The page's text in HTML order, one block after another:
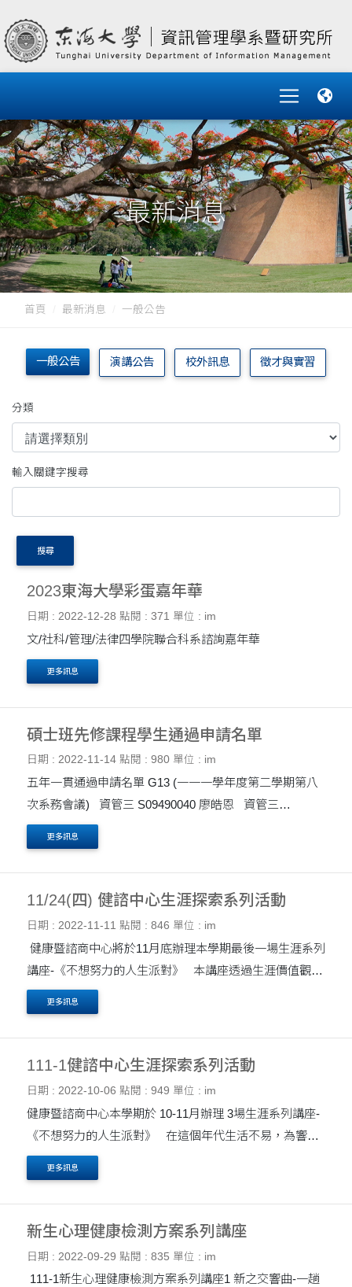
最新消息
首頁 最新消息 一般公告
一般公告 演講公告 校外訊息 徵才與實習
分類
輸入關鍵字搜尋
搜尋
2023東海大學彩蛋嘉年華
日期 : 2022-12-28 點閱 : 371 單位 : im
文/社科/管理/法律四學院聯合科系諮詢嘉年華
更多訊息
碩士班先修課程學生通過申請名單
日期 : 2022-11-14 點閱 : 980 單位 : im
五年一貫通過申請名單 G13 (一一一學年度第二學期第八
次系務會議) 資管三 S09490040 廖皓恩 資管三
S09490044 邱逸淳 行政三 S09540034 蔡振祥 統計三
S08521219 廖佩宇 ....
更多訊息
11/24(四) 健諮中心生涯探索系列活動
日期 : 2022-11-11 點閱 : 846 單位 : im
健康暨諮商中心將於11月底辦理本學期最後一場生涯系列
講座-《不想努力的人生派對》 本講座透過生涯價值觀探
索、優勢覺察與生命經驗整理，帶領同學們前往自己想要
更多訊息
111-1健諮中心生涯探索系列活動
日期 : 2022-10-06 點閱 : 949 單位 : im
健康暨諮商中心本學期於 10-11月辦理 3場生涯系列講座-
《不想努力的人生派對》 在這個年代生活不易，為響應
『廢廢又棒棒』的人生。 本講座將結合有趣的桌遊，認識
各行各業的辛酸 透過生涯價值觀探索....
更多訊息
新生心理健康檢測方案系列講座
日期 : 2022-09-29 點閱 : 835 單位 : im
111-1新生心理健康檢測方案系列講座1 新之交響曲-一趟